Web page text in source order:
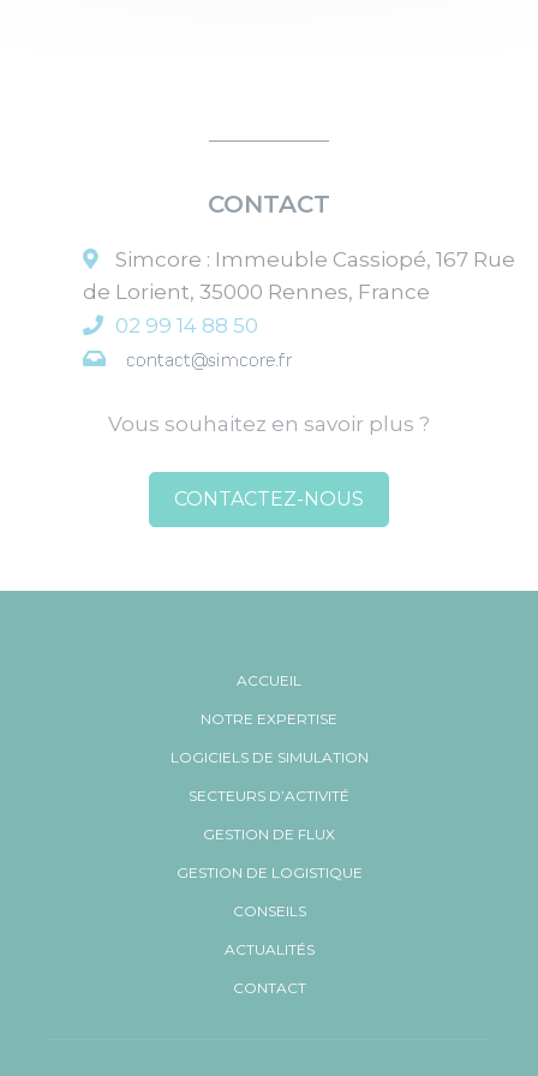
CONTACT
Simcore : Immeuble Cassiopé, 167 Rue
de Lorient, 35000 Rennes, France
02 99 14 88 50
Vous souhaitez en savoir plus ?
CONTACTEZ-NOUS
ACCUEIL
NOTRE EXPERTISE
LOGICIELS DE SIMULATION
SECTEURS D’ACTIVITÉ
GESTION DE FLUX
GESTION DE LOGISTIQUE
CONSEILS
ACTUALITÉS
CONTACT